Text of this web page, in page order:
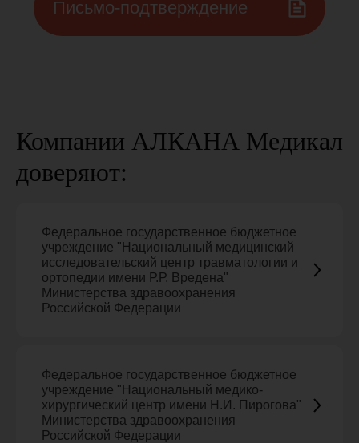
Компании АЛКАНА Медикал
доверяют:
Федеральное государственное бюджетное
учреждение "Национальный медицинский
исследовательский центр травматологии и
ортопедии имени Р.Р. Вредена"
Министерства здравоохранения
Российской Федерации
Федеральное государственное бюджетное
учреждение "Национальный медико-
хирургический центр имени Н.И. Пирогова"
Министерства здравоохранения
Российской Федерации
Почему эбермин?
О препарате
Вопросы и ответы
Инструкция
История препарата